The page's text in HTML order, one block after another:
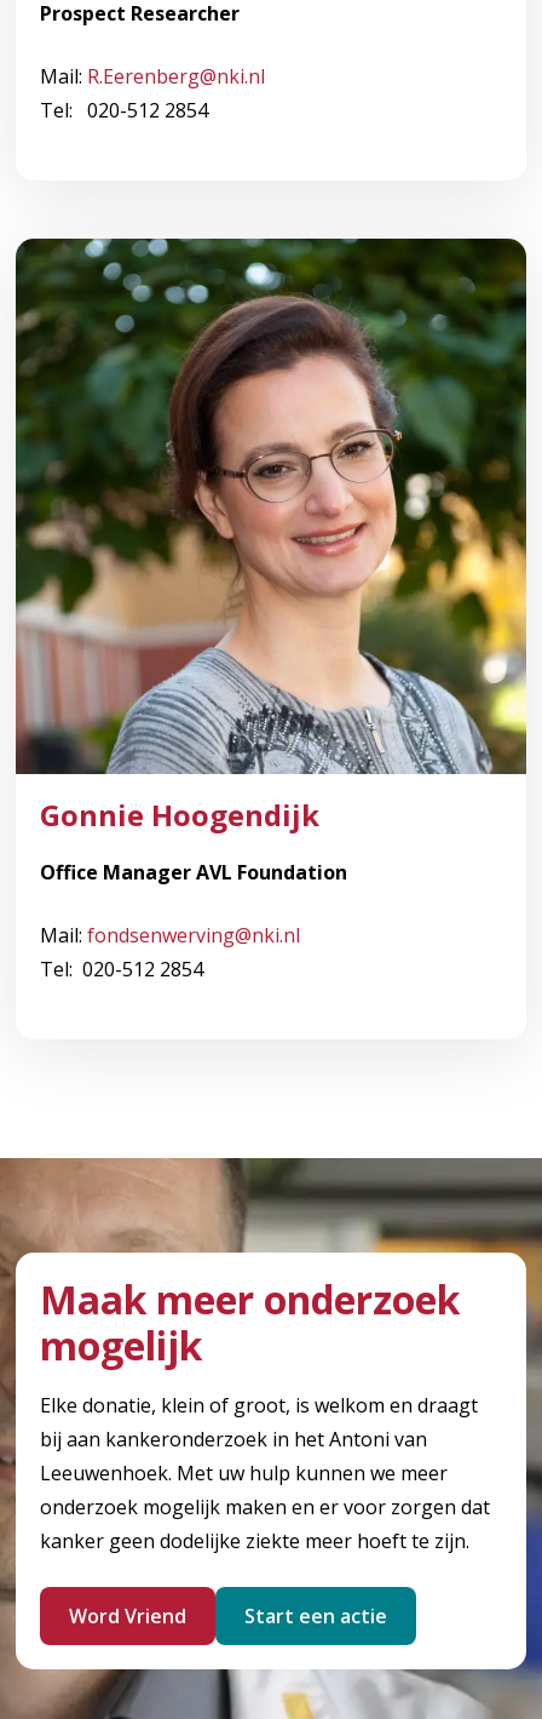
Prospect Researcher
Mail: R.Eerenberg@nki.nl
Tel: 020-512 2854
Gonnie Hoogendijk
Office Manager AVL Foundation
Mail:fondsenwerving@nki.nl
Tel: 020-512 2854
Maak meer onderzoek
mogelijk
Elke donatie, klein of groot, is welkom en draagt
bij aan kankeronderzoek in het Antoni van
Leeuwenhoek. Met uw hulp kunnen we meer
onderzoek mogelijk maken en er voor zorgen dat
kanker geen dodelijke ziekte meer hoeft te zijn.
Word Vriend Start een actie